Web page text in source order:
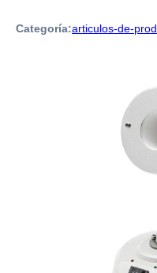
Categoría:articulos-de-